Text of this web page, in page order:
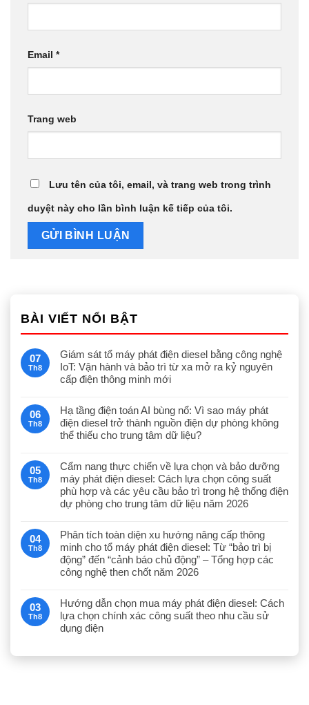
Email *
Trang web
Lưu tên của tôi, email, và trang web trong trình
duyệt này cho lần bình luận kế tiếp của tôi.
BÀI VIẾT NỔI BẬT
07
Th8
Giám sát tổ máy phát điện diesel bằng công nghệ
IoT: Vận hành và bảo trì từ xa mở ra kỷ nguyên
cấp điện thông minh mới
06
Th8
Hạ tầng điện toán AI bùng nổ: Vì sao máy phát
điện diesel trở thành nguồn điện dự phòng không
thể thiếu cho trung tâm dữ liệu?
05
Th8
Cẩm nang thực chiến về lựa chọn và bảo dưỡng
máy phát điện diesel: Cách lựa chọn công suất
phù hợp và các yêu cầu bảo trì trong hệ thống điện
dự phòng cho trung tâm dữ liệu năm 2026
04
Th8
Phân tích toàn diện xu hướng nâng cấp thông
minh cho tổ máy phát điện diesel: Từ “bảo trì bị
động” đến “cảnh báo chủ động” – Tổng hợp các
công nghệ then chốt năm 2026
03
Th8
Hướng dẫn chọn mua máy phát điện diesel: Cách
lựa chọn chính xác công suất theo nhu cầu sử
dụng điện